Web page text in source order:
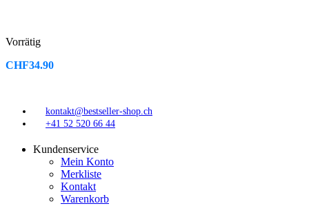
Vorrätig
CHF34.90
kontakt@bestseller-shop.ch
+41 52 520 66 44
Kundenservice
Mein Konto
Merkliste
Kontakt
Warenkorb